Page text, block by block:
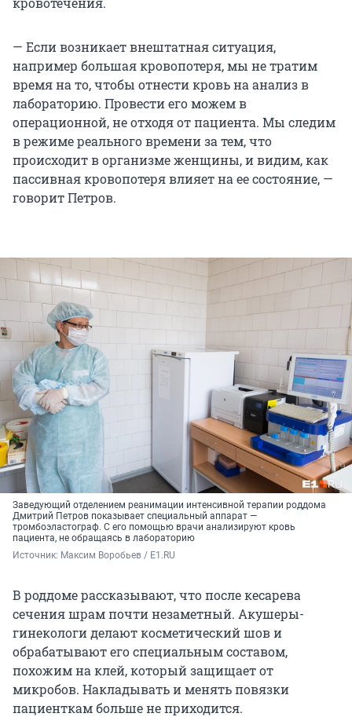
— Если возникает внештатная ситуация,
например большая кровопотеря, мы не тратим
время на то, чтобы отнести кровь на анализ в
лабораторию. Провести его можем в
операционной, не отходя от пациента. Мы следим
в режиме реального времени за тем, что
происходит в организме женщины, и видим, как
пассивная кровопотеря влияет на ее состояние, —
говорит Петров.
Заведующий отделением реанимации интенсивной терапии роддома
Дмитрий Петров показывает специальный аппарат —
тромбоэластограф. С его помощью врачи анализируют кровь
пациента, не обращаясь в лабораторию
Источник: Максим Воробьев / E1.RU
В роддоме рассказывают, что после кесарева
сечения шрам почти незаметный. Акушеры-
гинекологи делают косметический шов и
обрабатывают его специальным составом,
похожим на клей, который защищает от
микробов. Накладывать и менять повязки
пациенткам больше не приходится.